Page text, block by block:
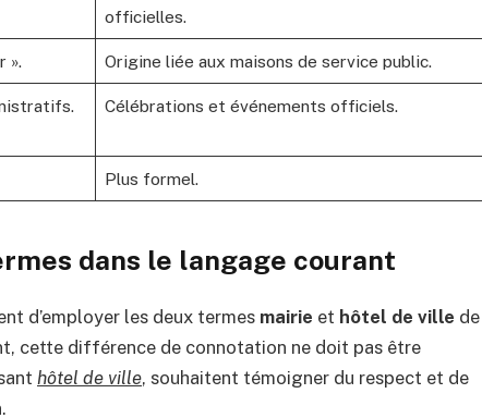
officielles.
». Origine liée aux maisons de service public.
Célébrations et événements officiels.
Plus formel.
dans le langage courant
d’employer les deux termes mairie et hôtel de ville de
cette différence de connotation ne doit pas être
hôtel de ville, souhaitent témoigner du respect et de